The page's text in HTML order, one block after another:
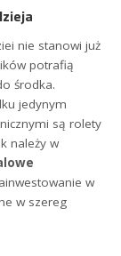
nie stanowi już
potrafią
środka.
jedynym
są rolety
należy w
w
w szereg